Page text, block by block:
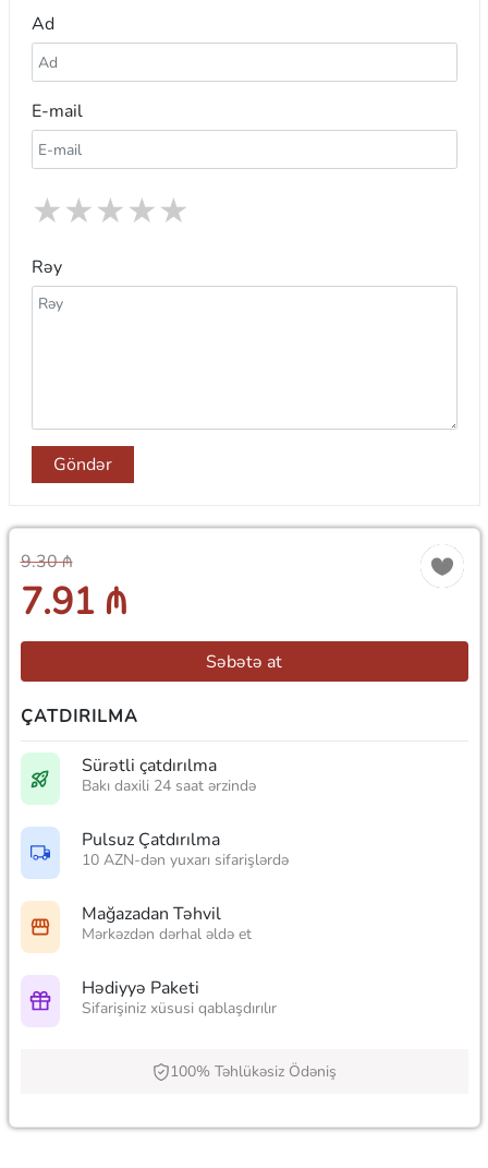
Ad
E-mail
★
★
★
★
★
Rəy
Göndər
9.30 ₼
7.91 ₼
Səbətə at
ÇATDIRILMA
Sürətli çatdırılma
Bakı daxili 24 saat ərzində
Pulsuz Çatdırılma
10 AZN-dən yuxarı sifarişlərdə
Mağazadan Təhvil
Mərkəzdən dərhal əldə et
Hədiyyə Paketi
Sifarişiniz xüsusi qablaşdırılır
100% Təhlükəsiz Ödəniş